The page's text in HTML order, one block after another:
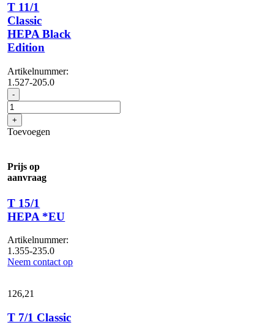
T 11/1
Classic
HEPA Black
Edition
Artikelnummer:
1.527-205.0
- T
11/1
Classic
HEPA
Black
+
Toevoegen
Prijs op
aanvraag
T 15/1
HEPA *EU
Artikelnummer:
1.355-235.0
Neem contact op
126,21
T 7/1 Classic